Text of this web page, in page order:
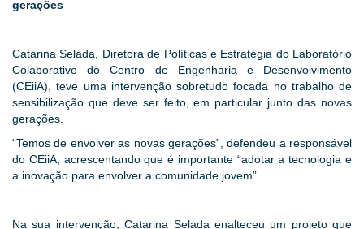
gerações
Catarina Selada, Diretora de Políticas e Estratégia do Laboratório
Colaborativo do Centro de Engenharia e Desenvolvimento
(CEiiA), teve uma intervenção sobretudo focada no trabalho de
sensibilização que deve ser feito, em particular junto das novas
gerações.
“Temos de envolver as novas gerações”, defendeu a responsável
do CEiiA, acrescentando que é importante “adotar a tecnologia e
a inovação para envolver a comunidade jovem”.
Na sua intervenção, Catarina Selada enalteceu um projeto que